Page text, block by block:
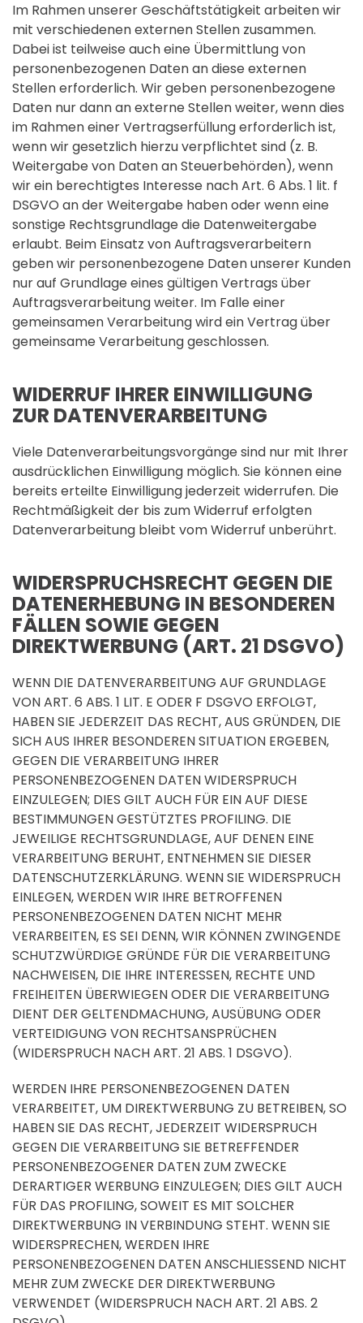
Im Rahmen unserer Geschäftstätigkeit arbeiten wir
mit verschiedenen externen Stellen zusammen.
Dabei ist teilweise auch eine Übermittlung von
personenbezogenen Daten an diese externen
Stellen erforderlich. Wir geben personenbezogene
Daten nur dann an externe Stellen weiter, wenn dies
im Rahmen einer Vertragserfüllung erforderlich ist,
wenn wir gesetzlich hierzu verpflichtet sind (z. B.
Weitergabe von Daten an Steuerbehörden), wenn
wir ein berechtigtes Interesse nach Art. 6 Abs. 1 lit. f
DSGVO an der Weitergabe haben oder wenn eine
sonstige Rechtsgrundlage die Datenweitergabe
erlaubt. Beim Einsatz von Auftragsverarbeitern
geben wir personenbezogene Daten unserer Kunden
nur auf Grundlage eines gültigen Vertrags über
Auftragsverarbeitung weiter. Im Falle einer
gemeinsamen Verarbeitung wird ein Vertrag über
gemeinsame Verarbeitung geschlossen.
WIDERRUF IHRER EINWILLIGUNG
ZUR DATENVERARBEITUNG
Viele Datenverarbeitungsvorgänge sind nur mit Ihrer
ausdrücklichen Einwilligung möglich. Sie können eine
bereits erteilte Einwilligung jederzeit widerrufen. Die
Rechtmäßigkeit der bis zum Widerruf erfolgten
Datenverarbeitung bleibt vom Widerruf unberührt.
WIDERSPRUCHSRECHT GEGEN DIE
DATENERHEBUNG IN BESONDEREN
FÄLLEN SOWIE GEGEN
DIREKTWERBUNG (ART. 21 DSGVO)
WENN DIE DATENVERARBEITUNG AUF GRUNDLAGE
VON ART. 6 ABS. 1 LIT. E ODER F DSGVO ERFOLGT,
HABEN SIE JEDERZEIT DAS RECHT, AUS GRÜNDEN, DIE
SICH AUS IHRER BESONDEREN SITUATION ERGEBEN,
GEGEN DIE VERARBEITUNG IHRER
PERSONENBEZOGENEN DATEN WIDERSPRUCH
EINZULEGEN; DIES GILT AUCH FÜR EIN AUF DIESE
BESTIMMUNGEN GESTÜTZTES PROFILING. DIE
JEWEILIGE RECHTSGRUNDLAGE, AUF DENEN EINE
VERARBEITUNG BERUHT, ENTNEHMEN SIE DIESER
DATENSCHUTZERKLÄRUNG. WENN SIE WIDERSPRUCH
EINLEGEN, WERDEN WIR IHRE BETROFFENEN
PERSONENBEZOGENEN DATEN NICHT MEHR
VERARBEITEN, ES SEI DENN, WIR KÖNNEN ZWINGENDE
SCHUTZWÜRDIGE GRÜNDE FÜR DIE VERARBEITUNG
NACHWEISEN, DIE IHRE INTERESSEN, RECHTE UND
FREIHEITEN ÜBERWIEGEN ODER DIE VERARBEITUNG
DIENT DER GELTENDMACHUNG, AUSÜBUNG ODER
VERTEIDIGUNG VON RECHTSANSPRÜCHEN
(WIDERSPRUCH NACH ART. 21 ABS. 1 DSGVO).
WERDEN IHRE PERSONENBEZOGENEN DATEN
VERARBEITET, UM DIREKTWERBUNG ZU BETREIBEN, SO
HABEN SIE DAS RECHT, JEDERZEIT WIDERSPRUCH
GEGEN DIE VERARBEITUNG SIE BETREFFENDER
PERSONENBEZOGENER DATEN ZUM ZWECKE
DERARTIGER WERBUNG EINZULEGEN; DIES GILT AUCH
FÜR DAS PROFILING, SOWEIT ES MIT SOLCHER
DIREKTWERBUNG IN VERBINDUNG STEHT. WENN SIE
WIDERSPRECHEN, WERDEN IHRE
PERSONENBEZOGENEN DATEN ANSCHLIESSEND NICHT
MEHR ZUM ZWECKE DER DIREKTWERBUNG
VERWENDET (WIDERSPRUCH NACH ART. 21 ABS. 2